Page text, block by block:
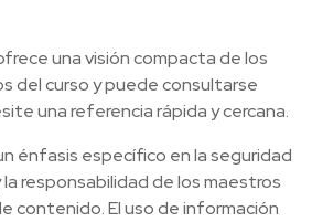
una visión compacta de los
del curso y puede consultarse
una referencia rápida y cercana.
énfasis específico en la seguridad
responsabilidad de los maestros
contenido. El uso de información